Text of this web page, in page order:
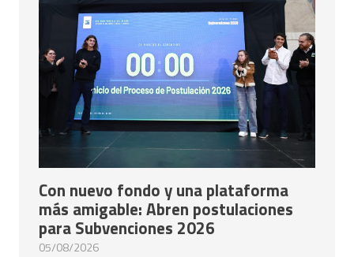
Con nuevo fondo y una plataforma
más amigable: Abren postulaciones
para Subvenciones 2026
05/08/2026